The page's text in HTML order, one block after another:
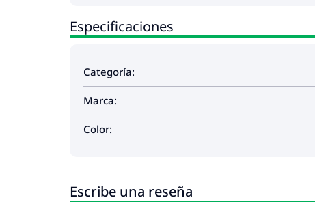
Especificaciones
Categoría:
Marca:
Color:
Escribe una reseña